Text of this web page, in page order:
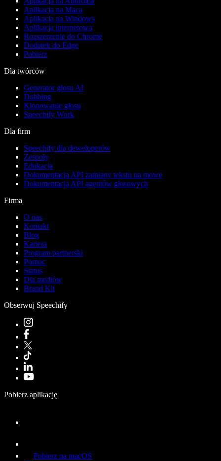
Aplikacja na Maca
Aplikacja na Windows
Aplikacja internetowa
Rozszerzenie do Chrome
Dodatek do Edge
Pobierz
Dla twórców
Generator głosu AI
Dubbing
Klonowanie głosu
Speechify Work
Dla firm
Speechify dla deweloperów
Zespoły
Edukacja
Dokumentacja API zamiany tekstu na mowę
Dokumentacja API agentów głosowych
Firma
O nas
Kontakt
Blog
Kariera
Program partnerski
Pomoc
Status
Dla mediów
Brand Kit
Obserwuj Speechify
Pobierz aplikację
Pobierz na macOS